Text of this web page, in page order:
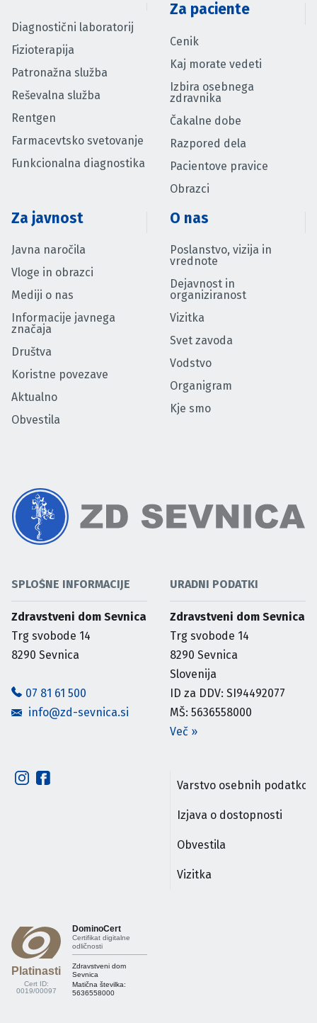
Diagnostični laboratorij
Fizioterapija
Patronažna služba
Reševalna služba
Rentgen
Farmacevtsko svetovanje
Funkcionalna diagnostika
Za paciente
Cenik
Kaj morate vedeti
Izbira osebnega
zdravnika
Čakalne dobe
Razpored dela
Pacientove pravice
Obrazci
Za javnost
Javna naročila
Vloge in obrazci
Mediji o nas
Informacije javnega
značaja
Društva
Koristne povezave
Aktualno
Obvestila
O nas
Poslanstvo, vizija in
vrednote
Dejavnost in
organiziranost
Vizitka
Svet zavoda
Vodstvo
Organigram
Kje smo
SPLOŠNE INFORMACIJE
Zdravstveni dom Sevnica
Trg svobode 14
8290 Sevnica
07 81 61 500
info@zd-sevnica.si
URADNI PODATKI
Zdravstveni dom Sevnica
Trg svobode 14
8290 Sevnica
Slovenija
ID za DDV: SI94492077
MŠ: 5636558000
Več »
Varstvo osebnih podatkov
Izjava o dostopnosti
Obvestila
Vizitka
Platinasti
Cert ID:
0019/00097
DominoCert
Certifikat digitalne
odličnosti
Zdravstveni dom
Sevnica
Matična številka:
5636558000